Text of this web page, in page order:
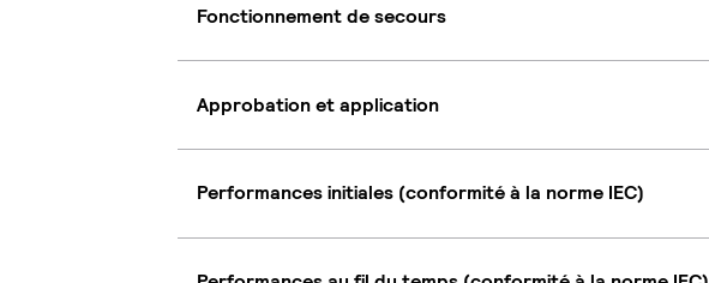
Fonctionnement de secours
Approbation et application
Performances initiales (conformité à la norme IEC)